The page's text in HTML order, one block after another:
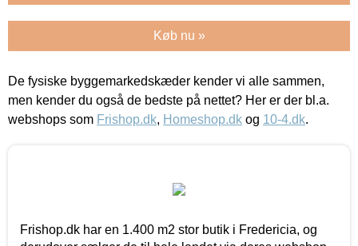
Køb nu »
De fysiske byggemarkedskæder kender vi alle sammen,
men kender du også de bedste på nettet? Her er der bl.a.
webshops som Frishop.dk, Homeshop.dk og 10-4.dk.
Frishop.dk har en 1.400 m2 stor butik i Fredericia, og